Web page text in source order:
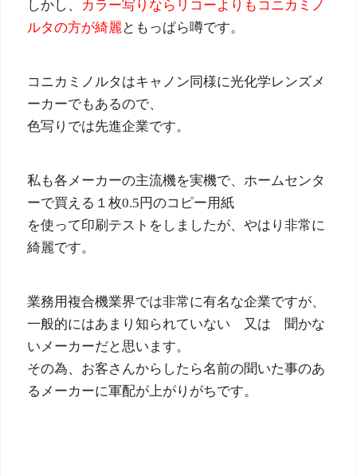
しかし、
カラー写りならリコーよりもコニカミノ
ルタの方が綺麗ともっぱら噂です。
コニカミノルタはキャノン同様に光化学レンズメ
ーカーでもあるので、
色写りでは先進企業です。
私も各メーカーの主流機を実機で、ホームセンタ
ーで買える１枚0.5円のコピー用紙
を使って印刷テストをしましたが、やはり非常に
綺麗です。
業務用複合機業界では非常に有名な企業ですが、
一般的にはあまり知られていない 又は 聞かな
いメーカーだと思います。
その為、お客さんからしたら名前の聞いた事のあ
るメーカーに軍配が上がりがちです。